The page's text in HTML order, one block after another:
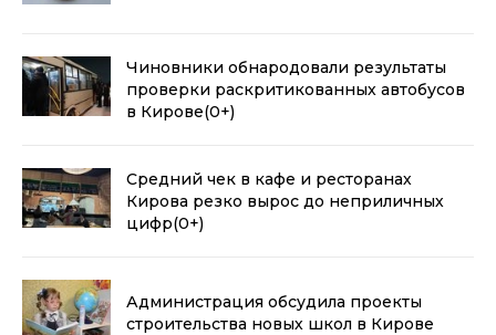
Чиновники обнародовали результаты
проверки раскритикованных автобусов
в Кирове(0+)
Средний чек в кафе и ресторанах
Кирова резко вырос до неприличных
цифр(0+)
Администрация обсудила проекты
строительства новых школ в Кирове